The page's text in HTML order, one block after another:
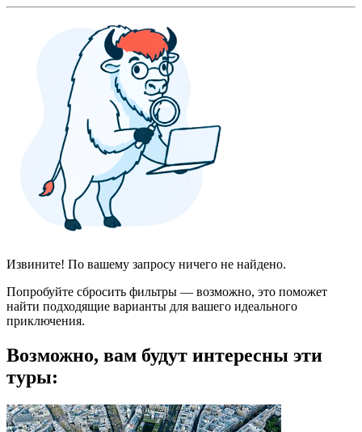
Извините! По вашему запросу ничего не найдено.
Попробуйте сбросить фильтры — возможно, это поможет
найти подходящие варианты для вашего идеального
приключения.
Возможно, вам будут интересны эти
туры: